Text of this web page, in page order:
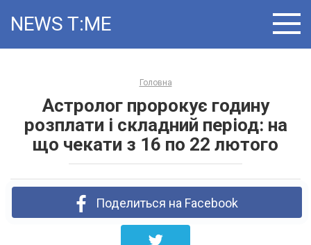
NEWS T:ME
Головна
Астролог пророкує годину
розплати і складний період: на
що чекати з 16 по 22 лютого
Поделиться на Facebook